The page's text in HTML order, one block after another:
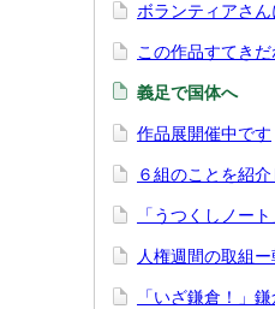
ボランティアさ
この作品すてきだ
義足で国体へ
作品展開催中です
６組のことを紹介
「うつくしノート
人権週間の取組
「いざ鎌倉！」